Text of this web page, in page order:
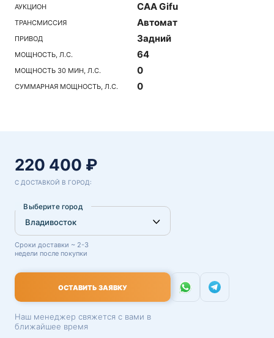
АУКЦИОН CAA Gifu
ТРАНСМИССИЯ Автомат
ПРИВОД Задний
МОЩНОСТЬ, Л.С. 64
МОЩНОСТЬ 30 МИН, Л.С. 0
СУММАРНАЯ МОЩНОСТЬ, Л.С. 0
220 400 ₽
С ДОСТАВКОЙ В ГОРОД:
Выберите город
Сроки доставки ~ 2-3
недели после покупки
ОСТАВИТЬ ЗАЯВКУ
Наш менеджер свяжется с вами в
ближайшее время